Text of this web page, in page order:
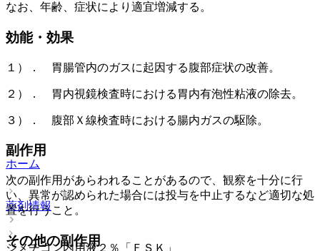
なお、年齢、症状により適宜増減する。
効能・効果
１）． 胃腸管内のガスに起因する腹部症状の改善。
２）． 胃内視鏡検査時における胃内有泡性粘液の除去。
３）． 腹部Ｘ線検査時における腸内ガスの駆除。
副作用
次の副作用があらわれることがあるので、観察を十分に行
い、異常が認められた場合には投与を中止するなど適切な処
置を行うこと。
その他の副作用
ホーム
薬剤情報
ジメチコン内用液２％「ＦＳＫ」